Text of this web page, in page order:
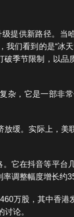
提供新路径。当
我们看到的是“冰
季节限制，以
杂，它是一部非
缓。实际上，
它在抖音等平
调整幅度增长约
万股，其中香
论。